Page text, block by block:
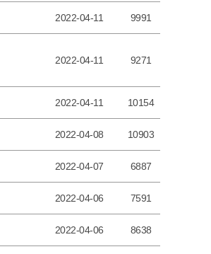
2022-04-11 9991
2022-04-11 9271
2022-04-11 10154
2022-04-08 10903
2022-04-07 6887
2022-04-06 7591
2022-04-06 8638